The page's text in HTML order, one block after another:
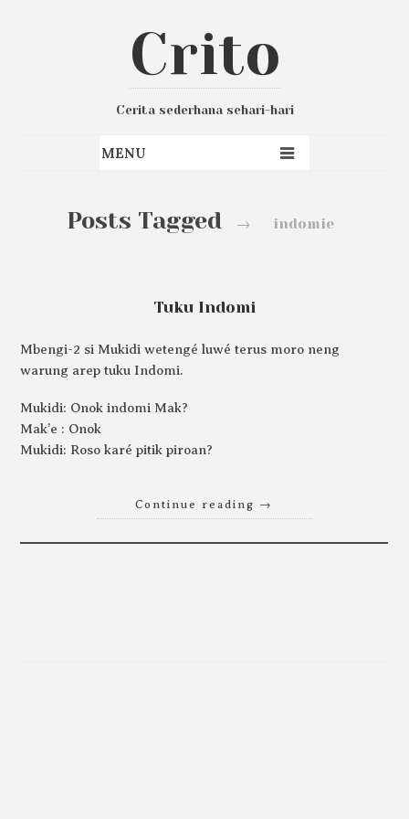
Crito
Cerita sederhana sehari-hari
Posts Tagged → indomie
Tuku Indomi
Mbengi-2 si Mukidi wetengé luwé terus moro neng
warung arep tuku Indomi.
Mukidi: Onok indomi Mak?
Mak’e : Onok
Mukidi: Roso karé pitik piroan?
Continue reading →